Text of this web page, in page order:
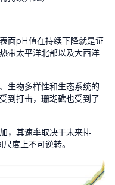
面pH值在持续下降就是证
带太平洋北部以及大西洋
生物多样性和生态系统的
到打击，珊瑚礁也受到了
，其速率取决于未来排
度上不可逆转。